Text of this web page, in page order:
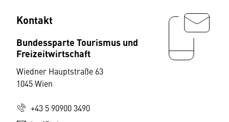
Kontakt
Bundessparte Tourismus und
Freizeitwirtschaft
Wiedner Hauptstraße 63
1045 Wien
+43 5 90900 3490